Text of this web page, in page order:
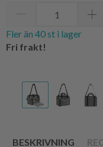
Fler än 40 st i lager
Fri frakt!
BESKRIVNING